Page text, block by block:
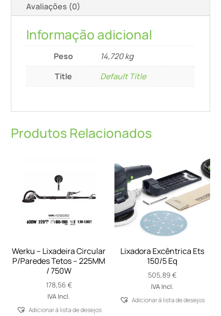
Avaliações (0)
Informação adicional
Peso
14,720 kg
Title
Default Title
Produtos Relacionados
Werku – Lixadeira Circular
P/Paredes Tetos – 225MM
/ 750W
178,56 €
IVA Incl.
Adicionar á lista de desejos
Lixadora Excêntrica Ets
150/5 Eq
505,89 €
IVA Incl.
Adicionar á lista de desejos